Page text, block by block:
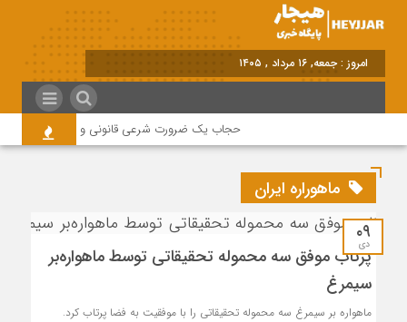
برابر با
حجاب یک ضرورت شرعی قانونی و همه در این
ماهوراره ایران
۰۹
دی
پرتاب موفق سه محموله تحقیقاتی توسط ماهواره‌بر
سیمرغ
ماهواره بر سیمرغ سه محموله تحقیقاتی را با موفقیت به فضا پرتاب کرد.